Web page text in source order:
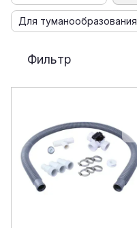
Для туманообразования
Фильтр